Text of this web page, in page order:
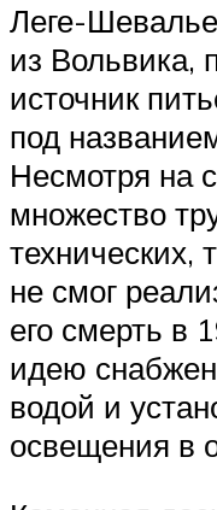
Леге-
из Вольвика,
источник
под
Несмотря на
множество
технических,
не смог
его смерть в
идею
водой и
освещения в